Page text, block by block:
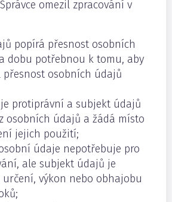
omezil zpracování v
popírá přesnost osobních
dobu potřebnou k tomu, aby
přesnost osobních údajů
protiprávní a subjekt údajů
osobních údajů a žádá místo
jejich použití;
údaje nepotřebuje pro
ale subjekt údajů je
výkon nebo obhajobu